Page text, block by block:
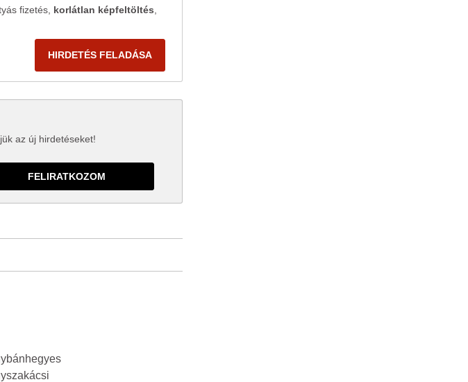
fizetés, korlátlan képfeltöltés
HIRDETÉS FELADÁSA
az új hirdetéseket!